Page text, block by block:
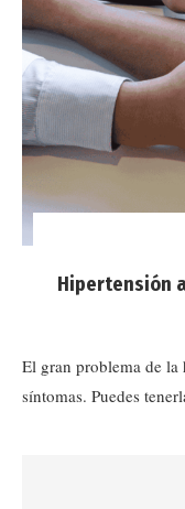
Hipertensión
El gran problema de la
síntomas. Puedes